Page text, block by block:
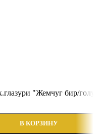
"Жемчуг бир/
В КОРЗИНУ